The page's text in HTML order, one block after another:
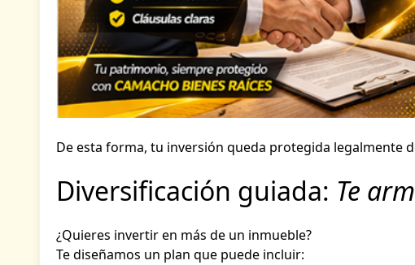
De esta forma, tu inversión queda protegida legalmente
Diversificación guiada: Te
¿Quieres invertir en más de un inmueble?
Te diseñamos un plan que puede incluir: